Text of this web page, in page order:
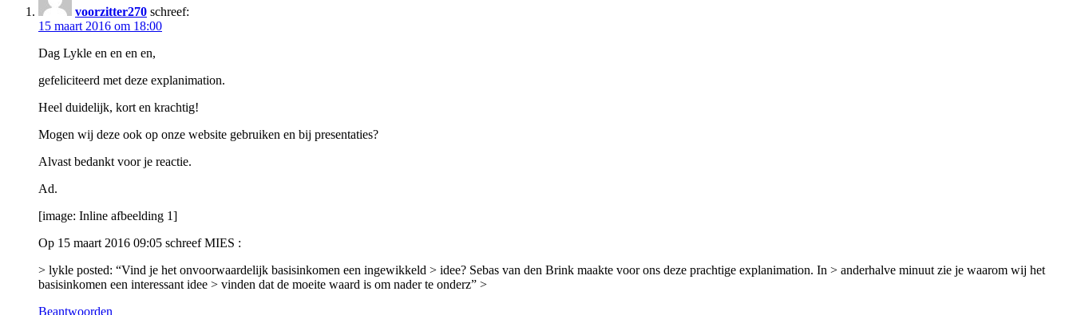
voorzitter270 schreef:
15 maart 2016 om 18:00
Dag Lykle en en en en,
gefeliciteerd met deze explanimation.
Heel duidelijk, kort en krachtig!
Mogen wij deze ook op onze website gebruiken en bij presentaties?
Alvast bedankt voor je reactie.
Ad.
[image: Inline afbeelding 1]
Op 15 maart 2016 09:05 schreef MIES :
> lykle posted: “Vind je het onvoorwaardelijk basisinkomen een ingewikkeld > idee? Sebas van den Brink maakte voor ons deze prachtige explanimation. In > anderhalve minuut zie je waarom wij het
basisinkomen een interessant idee > vinden dat de moeite waard is om nader te onderz” >
Beantwoorden